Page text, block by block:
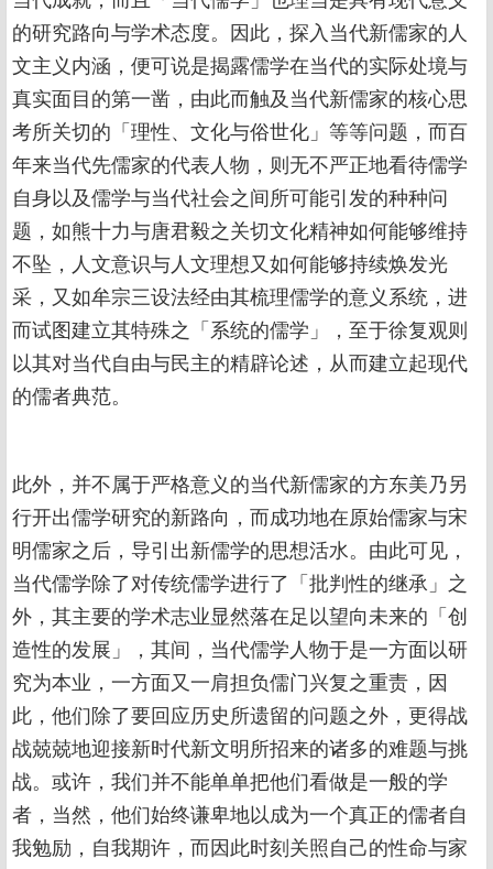
的研究路向与学术态度。因此，探入当代新儒家的人
文主义内涵，便可说是揭露儒学在当代的实际处境与
真实面目的第一凿，由此而触及当代新儒家的核心思
考所关切的「理性、文化与俗世化」等等问题，而百
年来当代先儒家的代表人物，则无不严正地看待儒学
自身以及儒学与当代社会之间所可能引发的种种问
题，如熊十力与唐君毅之关切文化精神如何能够维持
不坠，人文意识与人文理想又如何能够持续焕发光
采，又如牟宗三设法经由其梳理儒学的意义系统，进
而试图建立其特殊之「系统的儒学」，至于徐复观则
以其对当代自由与民主的精辟论述，从而建立起现代
的儒者典范。
此外，并不属于严格意义的当代新儒家的方东美乃另
行开出儒学研究的新路向，而成功地在原始儒家与宋
明儒家之后，导引出新儒学的思想活水。由此可见，
当代儒学除了对传统儒学进行了「批判性的继承」之
外，其主要的学术志业显然落在足以望向未来的「创
造性的发展」，其间，当代儒学人物于是一方面以研
究为本业，一方面又一肩担负儒门兴复之重责，因
此，他们除了要回应历史所遗留的问题之外，更得战
战兢兢地迎接新时代新文明所招来的诸多的难题与挑
战。或许，我们并不能单单把他们看做是一般的学
者，当然，他们始终谦卑地以成为一个真正的儒者自
我勉励，自我期许，而因此时刻关照自己的性命与家